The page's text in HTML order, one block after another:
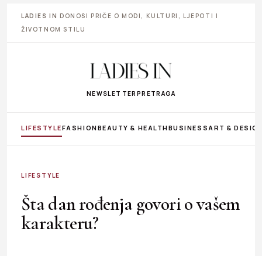
LADIES IN DONOSI PRIČE O MODI, KULTURI, LJEPOTI I
ŽIVOTNOM STILU
NEWSLETTER PRETRAGA
LIFESTYLEFASHIONBEAUTY & HEALTHBUSINESS ART &
LIFESTYLE
Šta dan rođenja govori o vašem
karakteru?